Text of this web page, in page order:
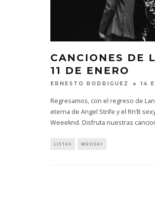
CANCIONES DE
11 DE ENERO
ERNESTO RODRIGUEZ 14
Regresamos, con el regreso de
eterna de Angel Strife y el Rn’B
Weeeknd. Disfruta nuestras
LISTAS MÚSICA+